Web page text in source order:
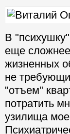
В
еще
жизненных
не
"отъем"
потратить
узилища